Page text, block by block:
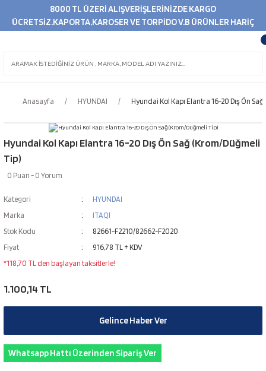
8000 TL ÜZERİ ALIŞVERİŞLERİNİZDE KARGO
ÜCRETSİZ.KAPORTA,KAROSER VE TORPİDO V.B ÜRÜNLER HARİÇ
Anasayfa HYUNDAİ Hyundai Kol Kapı Elantra 16-20 Dış Ön
Hyundai Kol Kapı Elantra 16-20 Dış Ön Sağ (Krom/Düğmeli
Tip)
0 Puan - 0 Yorum
Kategori
HYUNDAİ
Marka
ITAQI
Stok Kodu
82661-F2210/82662-F2020
Fiyat
916,78 TL + KDV
*118,70 TL den başlayan taksitlerle!
1.100,14 TL
Gelince Haber Ver
Whatsapp Hattı Üzerinden Sipariş Ver